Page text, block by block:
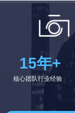
15年+
核心团队行业经验